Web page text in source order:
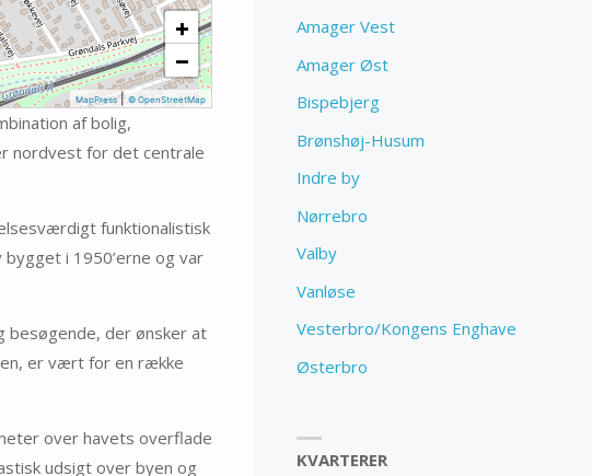
+
−
MapPress|© OpenStreetMap
af bolig,
nordvest for det centrale
funktionalistisk
i 1950’erne og var
besøgende, der ønsker at
er vært for en række
over havets overflade
udsigt over byen og
Amager Vest
Amager Øst
Bispebjerg
Brønshøj-Husum
Indre by
Nørrebro
Valby
Vanløse
Vesterbro/Kongens Enghave
Østerbro
KVARTERER